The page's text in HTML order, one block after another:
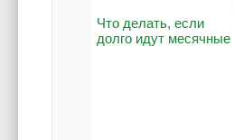
Что делать, если
долго идут месячные